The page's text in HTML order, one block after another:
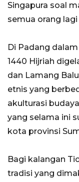
Singapura soal
semua orang
Di Padang
1440 Hijriah
dan Lamang
etnis yang
akulturasi
yang selama ini
kota provinsi
Bagi kalangan
tradisi yang